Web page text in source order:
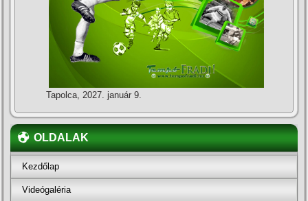
Tapolca, 2027. január 9.
OLDALAK
Kezdőlap
Videógaléria